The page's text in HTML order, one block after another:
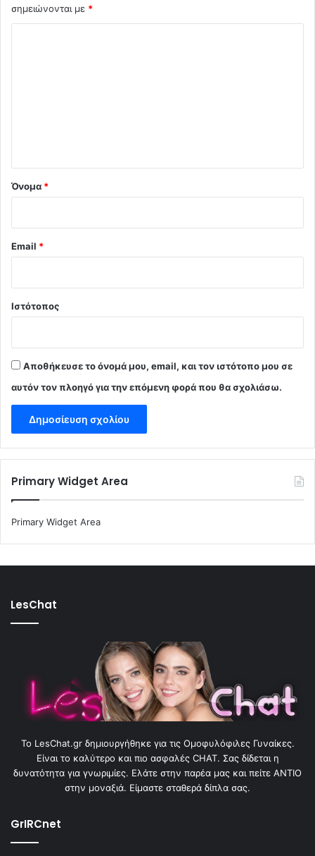
σημειώνονται με *
Όνομα *
Email *
Ιστότοπος
Αποθήκευσε το όνομά μου, email, και τον ιστότοπο μου σε
αυτόν τον πλοηγό για την επόμενη φορά που θα σχολιάσω.
Primary Widget Area
Primary Widget Area
LesChat
To LesChat.gr δημιουργήθηκε για τις Ομοφυλόφιλες Γυναίκες.
Είναι το καλύτερο και πιο ασφαλές CHAT. Σας δίδεται η
δυνατότητα για γνωριμίες. Ελάτε στην παρέα μας και πείτε ΑΝΤΙΟ
στην μοναξιά. Είμαστε σταθερά δίπλα σας.
GrIRCnet